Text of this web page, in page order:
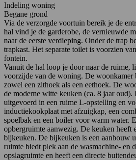
Indeling woning
Begane grond
Via de verzorgde voortuin bereik je de
hal vind je de garderobe, de vernieuwde
naar de eerste verdieping. Onder de trap
trapkast. Het separate toilet is voorzien
fontein.
Vanuit de hal loop je door naar de ruime,
voorzijde van de woning. De
zowel een zithoek als een eethoek. De
de moderne witte keuken (ca. 8 jaar oud).
uitgevoerd in een ruime L-opstelling en
inductiekookplaat met afzuigkap, een
spoelbak en een boiler voor warm water.
opbergruimte aanwezig. De keuken heeft
bijkeuken. De bijkeuken is een aanbouw
ruimte biedt plek aan de wasmachine- en
opslagruimte en heeft een directe